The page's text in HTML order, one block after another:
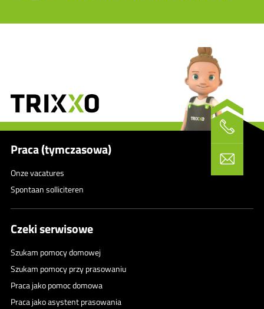
Praca (tymczasowa)
Onze vacatures
Spontaan solliciteren
Czeki serwisowe
Szukam pomocy domowej
Szukam pomocy przy prasowaniu
Praca jako pomoc domowa
Praca jako asystent prasowania